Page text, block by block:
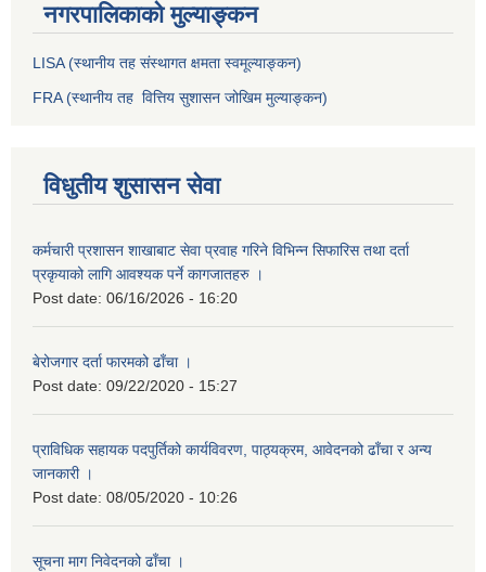
नगरपालिकाको मुल्याङ्कन
LISA (स्थानीय तह संस्थागत क्षमता स्वमूल्याङ्कन)
FRA (स्थानीय तह वित्तिय सुशासन जोखिम मुल्याङ्कन)
विधुतीय शुसासन सेवा
कर्मचारी प्रशासन शाखाबाट सेवा प्रवाह गरिने विभिन्न सिफारिस तथा दर्ता
प्रकृयाको लागि आवश्यक पर्ने कागजातहरु ।
Post date: 06/16/2026 - 16:20
बेरोजगार दर्ता फारमको ढाँचा ।
Post date: 09/22/2020 - 15:27
प्राविधिक सहायक पदपुर्तिको कार्यविवरण, पाठ्यक्रम, आवेदनको ढाँचा र अन्य
जानकारी ।
Post date: 08/05/2020 - 10:26
सूचना माग निवेदनको ढाँचा ।